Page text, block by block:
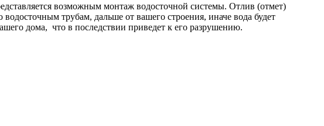
возможным монтаж водосточной системы. Отлив (отмет)
трубам, дальше от вашего строения, иначе вода будет
дома, что в последствии приведет к его разрушению.